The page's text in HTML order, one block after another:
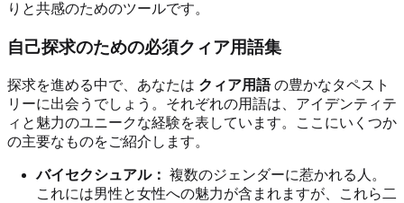
りと共感のためのツールです。
自己探求のための必須クィア用語集
探求を進める中で、あなたは クィア用語の豊かなタペスト
リーに出会うでしょう。それぞれの用語は、アイデンティテ
ィと魅力のユニークな経験を表しています。ここにいくつか
の主要なものをご紹介します。
バイセクシュアル： 複数のジェンダーに惹かれる人。
これには男性と女性への魅力が含まれますが、これら二